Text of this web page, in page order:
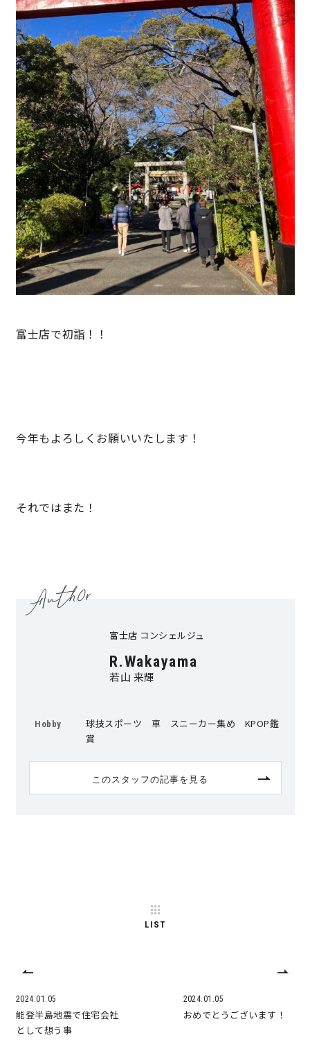
お知らせ 土地情報
近日分譲予定情報 会社情報
動画ギャラリー 採用情報
サイトマップ プライバシーポリシー
よくある質問
富士店で初詣！！
今年もよろしくお願いいたします！
それではまた！
富士店 コンシェルジュ
R.Wakayama
若山 来輝
Hobby
球技スポーツ 車 スニーカー集め KPOP鑑
賞
このスタッフの記事を見る
2024.01.05
能登半島地震で住宅会社
として想う事
LIST
2024.01.05
おめでとうございます！